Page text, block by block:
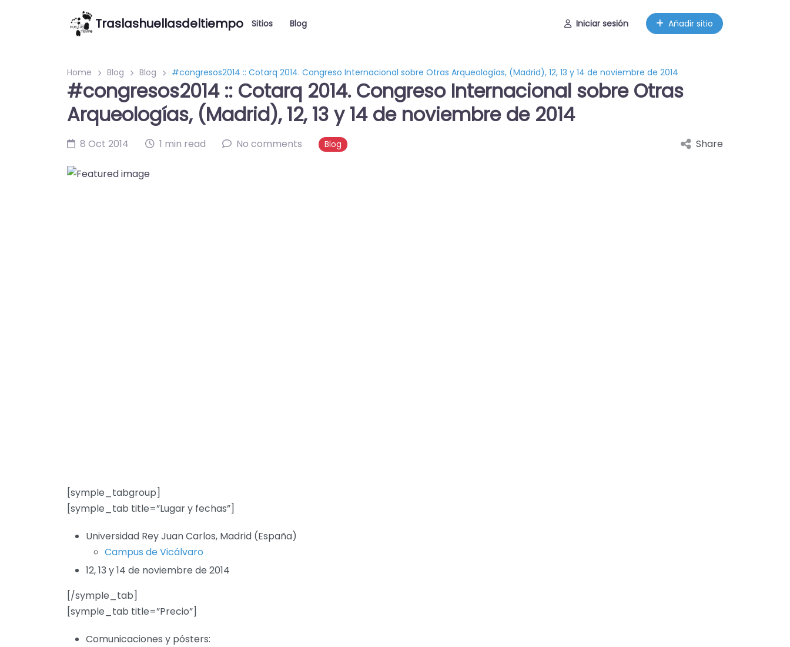
Traslashuellasdeltiempo Sitios Blog Iniciar sesión Añadir sitio
Home Blog Blog #congresos2014 :: Cotarq 2014. Congreso Internacional sobre Otras Arqueologías, (Madrid), 12, 13 y 14 de noviembre de 2014
#congresos2014 :: Cotarq 2014. Congreso Internacional sobre Otras
Arqueologías, (Madrid), 12, 13 y 14 de noviembre de 2014
8 Oct 2014 1 min read No comments Blog Share
[symple_tabgroup]
[symple_tab title=”Lugar y fechas”]
Universidad Rey Juan Carlos, Madrid (España)
Campus de Vicálvaro
12, 13 y 14 de noviembre de 2014
[/symple_tab]
[symple_tab title=”Precio”]
Comunicaciones y pósters: